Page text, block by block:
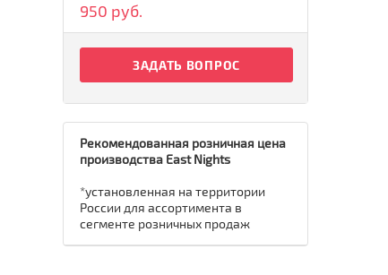
950 руб.
ЗАДАТЬ ВОПРОС
Рекомендованная розничная цена
производства East Nights
*установленная на территории
России для ассортимента в
сегменте розничных продаж